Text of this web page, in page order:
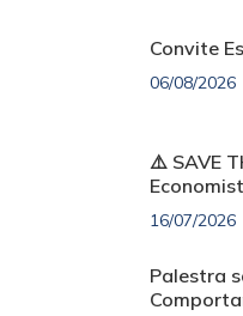
Convite
06/08/2026
⚠️ SAVE
16/07/2026
Palestra